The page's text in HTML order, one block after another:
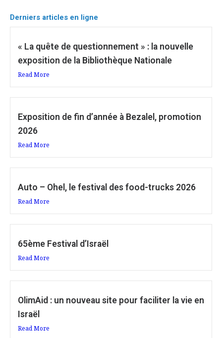
Derniers articles en ligne
« La quête de questionnement » : la nouvelle
exposition de la Bibliothèque Nationale
Read More
Exposition de fin d’année à Bezalel, promotion
2026
Read More
Auto – Ohel, le festival des food-trucks 2026
Read More
65ème Festival d’Israël
Read More
OlimAid : un nouveau site pour faciliter la vie en
Israël
Read More